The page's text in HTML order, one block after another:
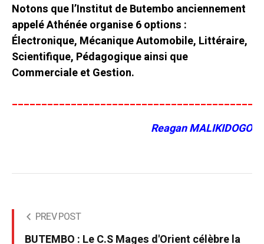
Notons que l’Institut de Butembo anciennement
appelé Athénée organise 6 options :
Électronique, Mécanique Automobile, Littéraire,
Scientifique, Pédagogique ainsi que
Commerciale et Gestion.
Reagan MALIKIDOGO
PREV POST
BUTEMBO : Le C.S Mages d'Orient célèbre la